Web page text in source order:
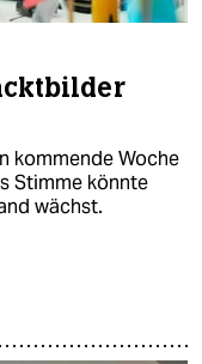
kommende Woche
Stimme könnte
wächst.